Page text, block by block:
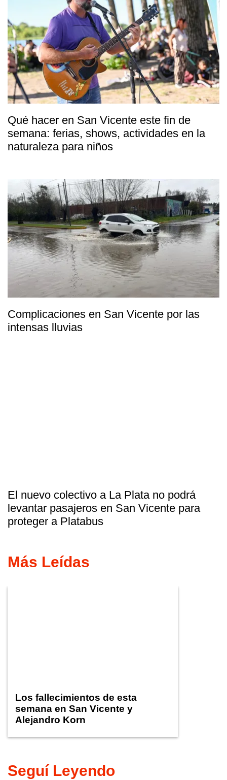
Qué hacer en San Vicente este fin de
semana: ferias, shows, actividades en la
naturaleza para niños
Complicaciones en San Vicente por las
intensas lluvias
El nuevo colectivo a La Plata no podrá
levantar pasajeros en San Vicente para
proteger a Platabus
Más Leídas
Los fallecimientos de esta
semana en San Vicente y
Alejandro Korn
Seguí Leyendo